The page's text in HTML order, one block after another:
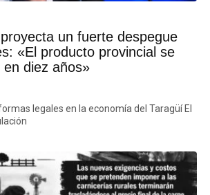
un fuerte despegue
«El producto provincial se
diez años»
legales en la economía del Taragüí El